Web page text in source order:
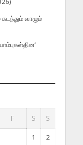
வாழும்
F S S
1 2